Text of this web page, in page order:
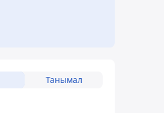
Танымал